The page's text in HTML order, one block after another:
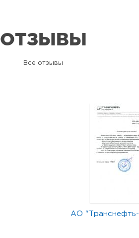
ОТЗЫВЫ
Все отзывы
АО "Транснефть-